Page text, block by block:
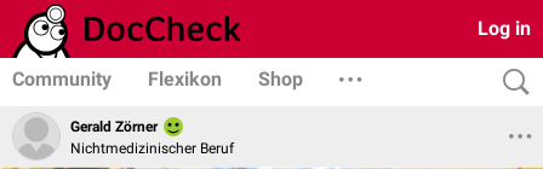
Log in
Community Flexikon Shop
Gerald Zörner
Nichtmedizinischer Beruf